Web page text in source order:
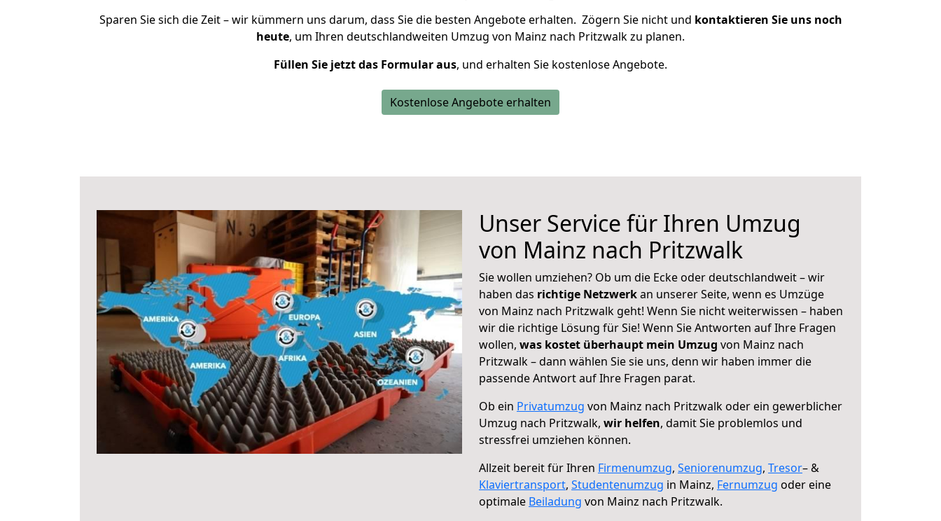
Sparen Sie sich die Zeit – wir kümmern uns darum, dass Sie die besten Angebote erhalten. Zögern Sie nicht und kontaktieren Sie uns noch
heute, um Ihren deutschlandweiten Umzug von Mainz nach Pritzwalk zu planen.
Füllen Sie jetzt das Formular aus, und erhalten Sie kostenlose Angebote.
Kostenlose Angebote erhalten
Unser Service für Ihren Umzug
von Mainz nach Pritzwalk
Sie wollen umziehen? Ob um die Ecke oder deutschlandweit – wir
haben das richtige Netzwerkan unserer Seite, wenn es Umzüge
von Mainz nach Pritzwalk geht! Wenn Sie nicht weiterwissen – haben
wir die richtige Lösung für Sie! Wenn Sie Antworten auf Ihre Fragen
wollen, was kostet überhaupt mein Umzug von Mainz nach
Pritzwalk – dann wählen Sie sie uns, denn wir haben immer die
passende Antwort auf Ihre Fragen parat.
Ob ein Privatumzug von Mainz nach Pritzwalk oder ein gewerblicher
Umzug nach Pritzwalk, wir helfen, damit Sie problemlos und
stressfrei umziehen können.
Allzeit bereit für Ihren Firmenumzug, Seniorenumzug, Tresor– &
Klaviertransport, Studentenumzug in Mainz, Fernumzug oder eine
optimale Beiladung von Mainz nach Pritzwalk.